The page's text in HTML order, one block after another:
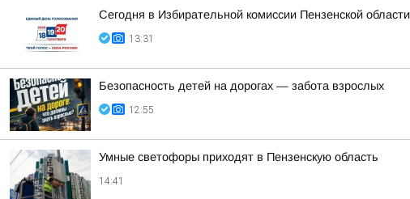
Сегодня в Избирательной комиссии Пензенской
13:31
Безопасность детей на дорогах — забота взрослых
12:55
Умные светофоры приходят в Пензенскую область
14:41